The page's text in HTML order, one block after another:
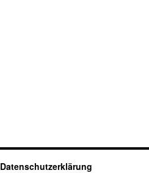
Datenschutzerklärung